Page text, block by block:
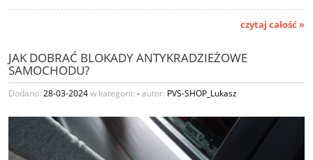
czytaj całość »
JAK DOBRAĆ BLOKADY ANTYKRADZIEŻOWE
SAMOCHODU?
Dodano: 28-03-2024w kategorii: -autor: PVS-SHOP_Lukasz